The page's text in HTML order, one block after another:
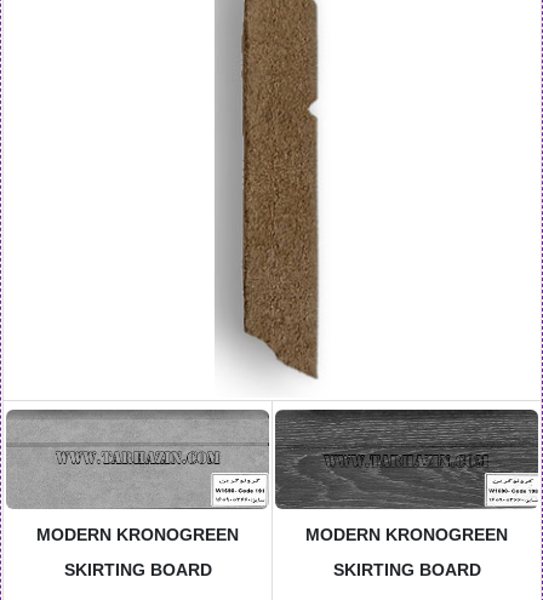
MODERN KRONOGREEN
SKIRTING BOARD
MODERN KRONOGREEN
SKIRTING BOARD